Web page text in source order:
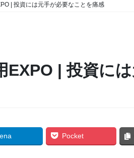
| 投資には元手が必要なことを痛感
Pocket